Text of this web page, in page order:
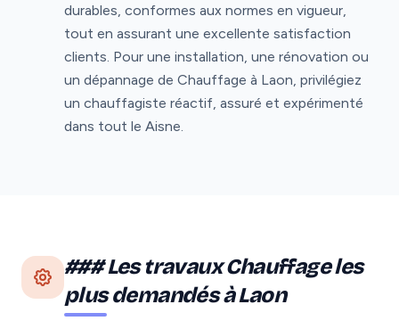
durables, conformes aux normes en vigueur,
tout en assurant une excellente satisfaction
clients. Pour une installation, une rénovation ou
un dépannage de Chauffage à Laon, privilégiez
un chauffagiste réactif, assuré et expérimenté
dans tout le Aisne.
### Les travaux Chauffage les
plus demandés à Laon